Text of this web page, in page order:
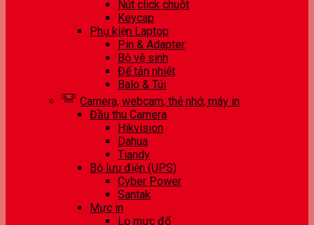
Nút click chuột
Keycap
Phụ kiện Laptop
Pin & Adapter
Bộ vệ sinh
Đế tản nhiệt
Balo & Túi
Camera, webcam, thẻ nhớ, máy in
Đầu thu Camera
Hikvision
Dahua
Tiandy
Bộ lưu điện (UPS)
Cyber Power
Santak
Mực in
Lọ mực đổ